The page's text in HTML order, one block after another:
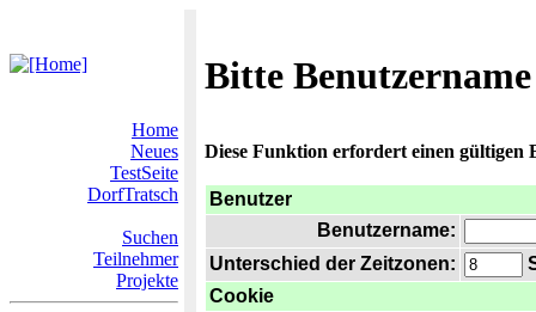
Bitte
Home
Neues
TestSeite
DorfTratsch
Suchen
Teilnehmer
Projekte
Diese Funktion erfordert einen gültigen
Benutzer
Benutzername:
Unterschied der Zeitzonen:
Cookie